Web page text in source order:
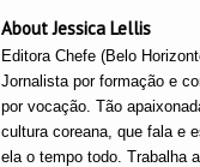
About Jessica Lellis
Editora Chefe (Belo
Jornalista por formação e
por vocação. Tão
cultura coreana, que fala e
ela o tempo todo. Trabalha